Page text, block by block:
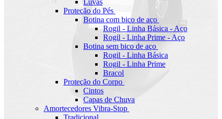
Luvas
Proteção do Pés
Botina com bico de aço
Rogil - Linha Básica - Aço
Rogil - Linha Prime - Aço
Botina sem bico de aço
Rogil - Linha Básica
Rogil - Linha Prime
Bracol
Proteção do Corpo
Cintos
Capas de Chuva
Amortecedores Vibra-Stop